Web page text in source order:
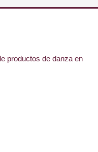
productos de danza en